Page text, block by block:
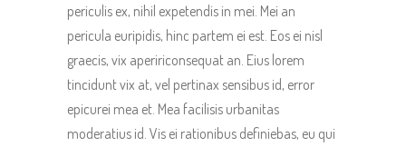
periculis ex, nihil expetendis in mei. Mei an
pericula euripidis, hinc partem ei est. Eos ei nisl
graecis, vix apeririconsequat an. Eius lorem
tincidunt vix at, vel pertinax sensibus id, error
epicurei mea et. Mea facilisis urbanitas
moderatius id. Vis ei rationibus definiebas, eu qui